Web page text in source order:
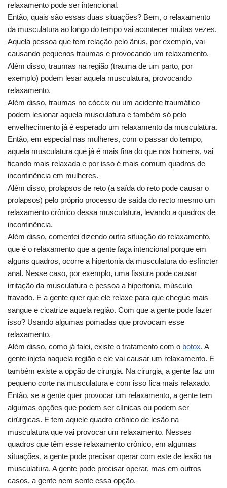
relaxamento pode ser intencional.
Então, quais são essas duas situações? Bem, o relaxamento
da musculatura ao longo do tempo vai acontecer muitas vezes.
Aquela pessoa que tem relação pelo ânus, por exemplo, vai
causando pequenos traumas e provocando um relaxamento.
Além disso, traumas na região (trauma de um parto, por
exemplo) podem lesar aquela musculatura, provocando
relaxamento.
Além disso, traumas no cóccix ou um acidente traumático
podem lesionar aquela musculatura e também só pelo
envelhecimento já é esperado um relaxamento da musculatura.
Então, em especial nas mulheres, com o passar do tempo,
aquela musculatura que já é mais fina do que nos homens, vai
ficando mais relaxada e por isso é mais comum quadros de
incontinência em mulheres.
Além disso, prolapsos de reto (a saída do reto pode causar o
prolapsos) pelo próprio processo de saída do recto mesmo um
relaxamento crônico dessa musculatura, levando a quadros de
incontinência.
Além disso, comentei dizendo outra situação do relaxamento,
que é o relaxamento que a gente faça intencional porque em
alguns quadros, ocorre a hipertonia da musculatura do esfíncter
anal. Nesse caso, por exemplo, uma fissura pode causar
irritação da musculatura e pessoa a hipertonia, músculo
travado. E a gente quer que ele relaxe para que chegue mais
sangue e cicatrize aquela região. Com que a gente pode fazer
isso? Usando algumas pomadas que provocam esse
relaxamento.
Além disso, como já falei, existe o tratamento com o botox. A
gente injeta naquela região e ele vai causar um relaxamento. E
também existe a opção de cirurgia. Na cirurgia, a gente faz um
pequeno corte na musculatura e com isso fica mais relaxado.
Então, se a gente quer provocar um relaxamento, a gente tem
algumas opções que podem ser clínicas ou podem ser
cirúrgicas. E tem aquele quadro crônico de lesão na
musculatura que vai provocar um relaxamento. Nesses
quadros que têm esse relaxamento crônico, em algumas
situações, a gente pode precisar operar com este de lesão na
musculatura. A gente pode precisar operar, mas em outros
casos, a gente nem sente essa opção.